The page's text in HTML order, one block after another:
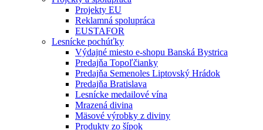
Projekty EU
Reklamná spolupráca
EUSTAFOR
Lesnícke pochúťky
Výdajné miesto e-shopu Banská Bystrica
Predajňa Topoľčianky
Predajňa Semenoles Liptovský Hrádok
Predajňa Bratislava
Lesnícke medailové vína
Mrazená divina
Mäsové výrobky z diviny
Produkty zo šípok